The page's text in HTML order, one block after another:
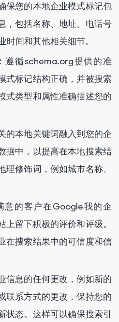
保您的本地企业模式标记包
，包括名称、地址、电话号
间和其他相关细节。
遵循schema.org提供的准
式标记结构正确，并被搜索
式类型和属性准确描述您的
的本地关键词融入到您的企
据中，以提高在本地搜索结
修饰词，例如城市名称、
意的客户在Google我的企
留下积极的评价和评级。
在搜索结果中的可信度和信
信息的任何更改，例如新的
联系方式的更改，保持您的
状态。这样可以确保搜索引